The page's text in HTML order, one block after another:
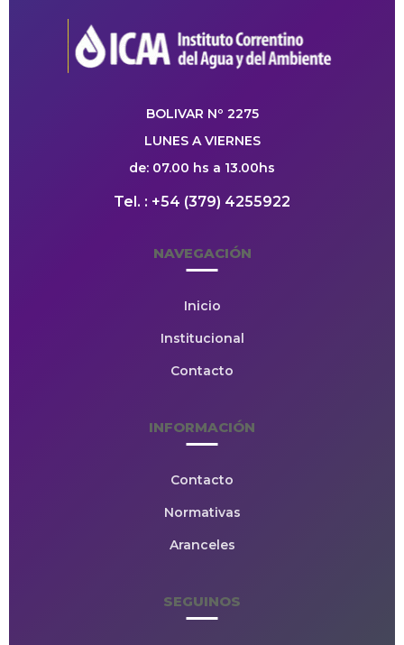
BOLIVAR Nº 2275
LUNES A VIERNES
de: 07.00 hs a 13.00hs
Tel. : +54 (379) 4255922
NAVEGACIÓN
Inicio
Institucional
Contacto
INFORMACIÓN
Contacto
Normativas
Aranceles
SEGUINOS